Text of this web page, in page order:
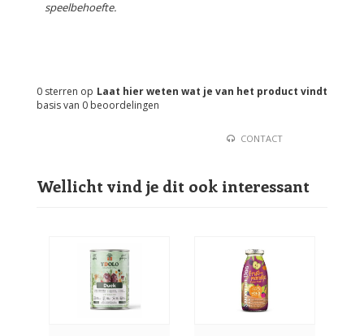
speelbehoefte.
Laat hier weten wat je van het product vindt
0 sterren op
basis van 0 beoordelingen
CONTACT
Wellicht vind je dit ook interessant